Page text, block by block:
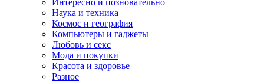
Интересно и позновательно
Наука и техника
Космос и география
Компьютеры и гаджеты
Любовь и секс
Мода и покупки
Красота и здоровье
Разное